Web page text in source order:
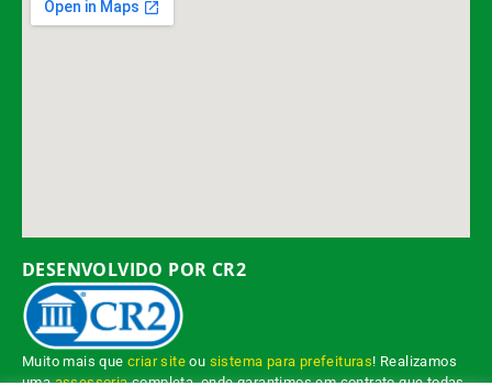
DESENVOLVIDO POR CR2
Muito mais quecriar site ou sistema para prefeituras! Realizamos
umaassessoriacompleta, onde garantimos em contrato que todas